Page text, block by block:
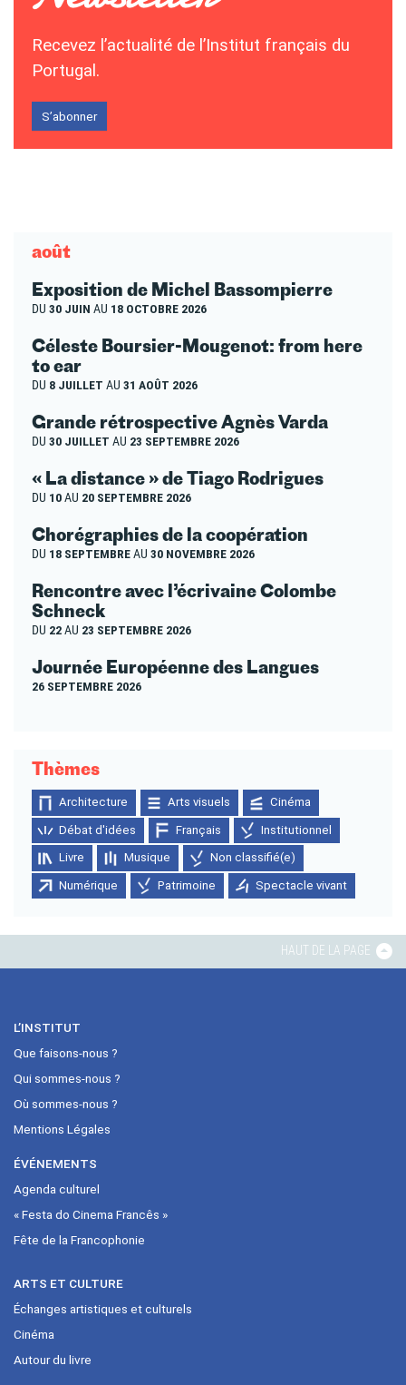
Recevez l’actualité de l’Institut français du
Portugal.
S’abonner
août
Exposition de Michel Bassompierre
DU 30 JUIN AU 18 OCTOBRE 2026
Céleste Boursier-Mougenot: from here
to ear
DU 8 JUILLET AU 31 AOÛT 2026
Grande rétrospective Agnès Varda
DU 30 JUILLET AU 23 SEPTEMBRE 2026
« La distance » de Tiago Rodrigues
DU 10AU 20 SEPTEMBRE 2026
Chorégraphies de la coopération
DU 18 SEPTEMBREAU 30 NOVEMBRE 2026
Rencontre avec l’écrivaine Colombe
Schneck
DU 22AU 23 SEPTEMBRE 2026
Journée Européenne des Langues
26 SEPTEMBRE 2026
Thèmes
Architecture Arts visuels Cinéma
Débat d'idées Français Institutionnel
Livre Musique Non classifié(e)
Numérique Patrimoine Spectacle vivant
HAUT DE LA PAGE
L’INSTITUT
Que faisons-nous ?
Qui sommes-nous ?
Où sommes-nous ?
Mentions Légales
ÉVÉNEMENTS
Agenda culturel
« Festa do Cinema Francês »
Fête de la Francophonie
ARTS ET CULTURE
Échanges artistiques et culturels
Cinéma
Autour du livre